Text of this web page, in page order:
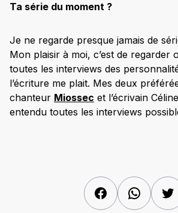
Ta série du moment ?
Je ne regarde presque jamais de
Mon plaisir à moi, c’est de regarder
toutes les interviews des
l’écriture me plait. Mes deux
chanteur Miossec et l’écrivain
entendu toutes les interviews
Facebook